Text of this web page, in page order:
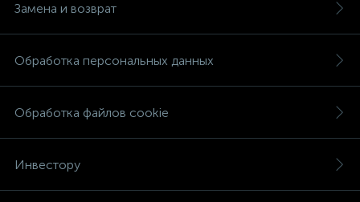
Замена и возврат
Обработка персональных данных
Обработка файлов cookie
Инвестору